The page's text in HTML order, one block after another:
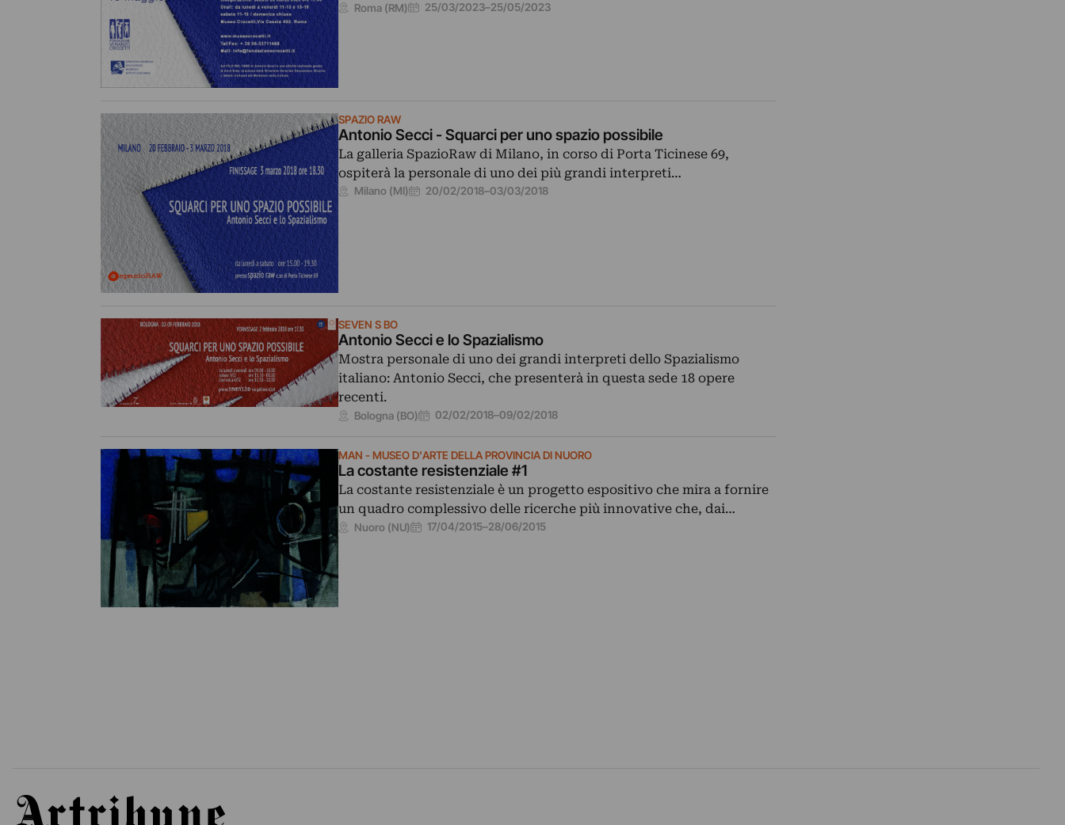
Roma (RM) 25/03/2023–25/05/2023
SPAZIO RAW
Antonio Secci - Squarci per uno spazio possibile
La galleria SpazioRaw di Milano, in corso di Porta Ticinese 69,
ospiterà la personale di uno dei più grandi interpreti…
Milano (MI) 20/02/2018–03/03/2018
SEVEN S BO
Antonio Secci e lo Spazialismo
Mostra personale di uno dei grandi interpreti dello Spazialismo
italiano: Antonio Secci, che presenterà in questa sede 18 opere
recenti.
Bologna (BO) 02/02/2018–09/02/2018
MAN - MUSEO D'ARTE DELLA PROVINCIA DI NUORO
La costante resistenziale #1
La costante resistenziale è un progetto espositivo che mira a fornire
un quadro complessivo delle ricerche più innovative che, dai…
Nuoro (NU) 17/04/2015–28/06/2015
Artribune